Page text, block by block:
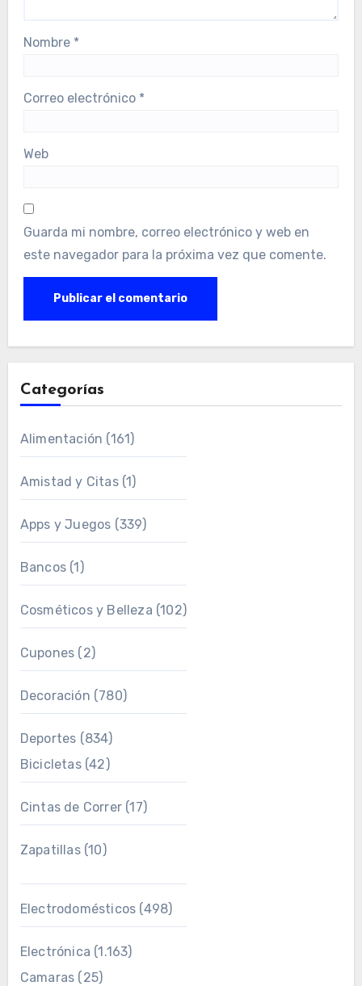
Nombre *
Correo electrónico *
Web
Guarda mi nombre, correo electrónico y web en
este navegador para la próxima vez que comente.
Categorías
Alimentación (161)
Amistad y Citas(1)
Apps y Juegos (339)
Bancos(1)
Cosméticos y Belleza (102)
Cupones (2)
Decoración (780)
Deportes (834)
Bicicletas(42)
Cintas de Correr(17)
Zapatillas(10)
Electrodomésticos (498)
Electrónica (1.163)
Camaras (25)